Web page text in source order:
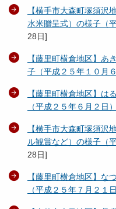
【横手市大森町塚須沢
水米贈呈式）の様子（
28日]
【藤里町横倉地区】あ
子（平成２５年１０月６
【藤里町横倉地区】は
（平成２５年６月２日）
【横手市大森町塚須沢
ル観賞など）の様子（
28日]
【藤里町横倉地区】な
（平成２５年７月２１日